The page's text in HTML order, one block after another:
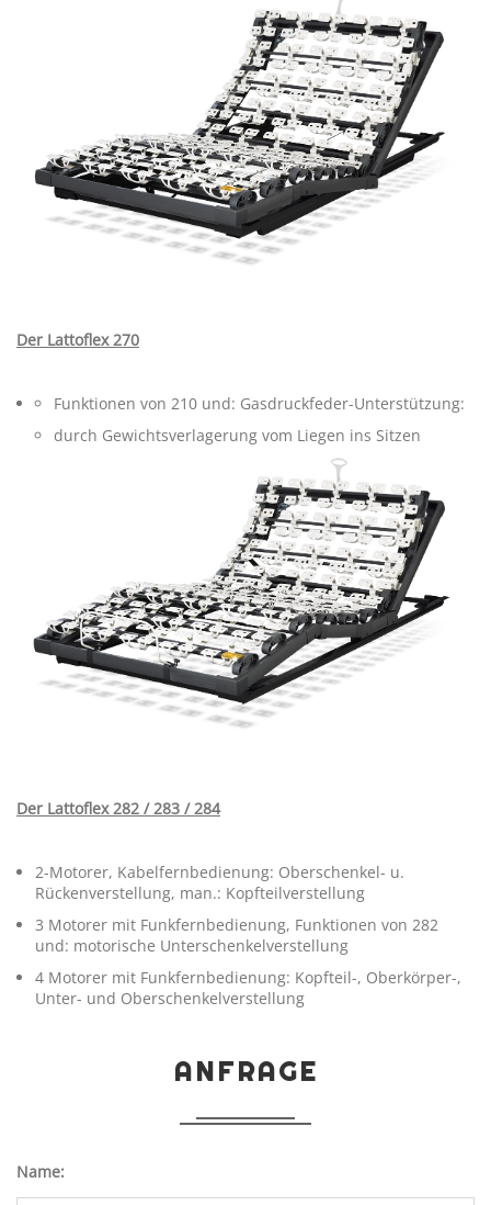
Der Lattoflex 270
Funktionen von 210 und: Gasdruckfeder-Unterstützung:
durch Gewichtsverlagerung vom Liegen ins Sitzen
Der Lattoflex 282 / 283 / 284
2-Motorer, Kabelfernbedienung: Oberschenkel- u.
Rückenverstellung, man.: Kopfteilverstellung
3 Motorer mit Funkfernbedienung, Funktionen von 282
und: motorische Unterschenkelverstellung
4 Motorer mit Funkfernbedienung: Kopfteil-, Oberkörper-,
Unter- und Oberschenkelverstellung
ANFRAGE
Name: